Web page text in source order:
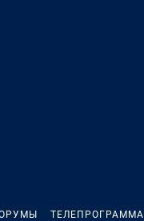
ТЕЛЕПРОГРАММА